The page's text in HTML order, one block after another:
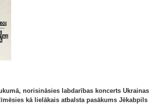
norisināsies labdarības koncerts Ukrainas
kā lielākais atbalsta pasākums Jēkabpils